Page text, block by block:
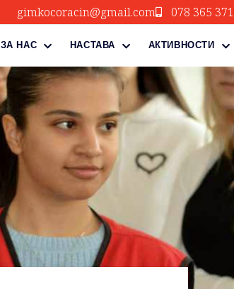
gimkocoracin@gmail.com 078 365 371
ЗА НАС НАСТАВА АКТИВНОСТИ